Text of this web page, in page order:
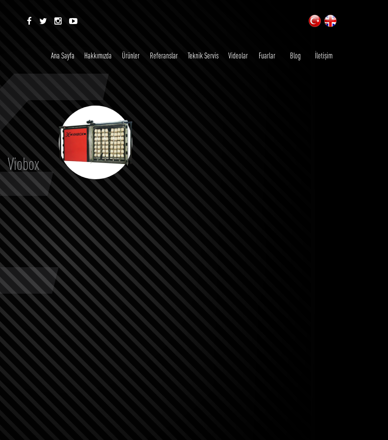
Ana Sayfa Hakkımızda Ürünler Referanslar Teknik Servis Videolar Fuarlar Blog İletişim
Viobox